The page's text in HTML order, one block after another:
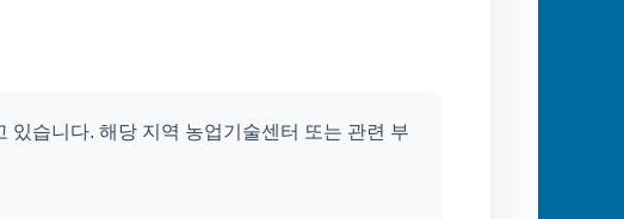
있습니다. 해당 지역 농업기술센터 또는 관련 부